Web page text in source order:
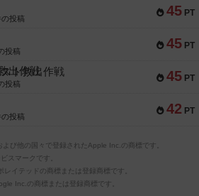
45 PT
の投稿
45 PT
投稿
45 PT
ト救出作戦
投稿
42 PT
の投稿
び他の国々で登録されたApple Inc.の商標です。
スマークです。
イテッドの商標または登録商標です。
Inc.の商標または登録商標です。